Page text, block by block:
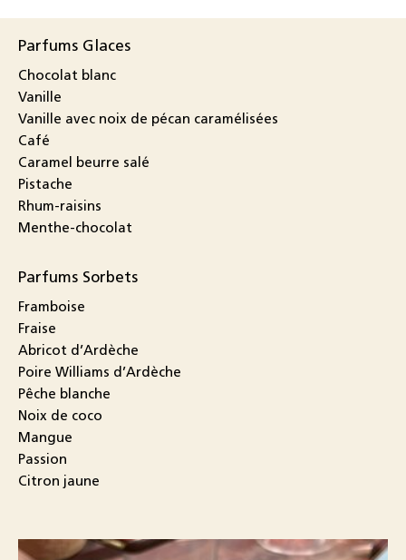
Parfums Glaces
Chocolat blanc
Vanille
Vanille avec noix de pécan caramélisées
Café
Caramel beurre salé
Pistache
Rhum-raisins
Menthe-chocolat
Parfums Sorbets
Framboise
Fraise
Abricot d’Ardèche
Poire Williams d’Ardèche
Pêche blanche
Noix de coco
Mangue
Passion
Citron jaune